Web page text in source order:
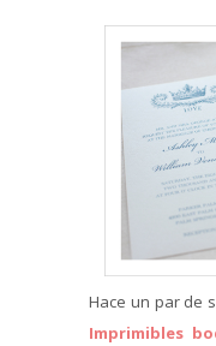
Hace un par de
Imprimibles